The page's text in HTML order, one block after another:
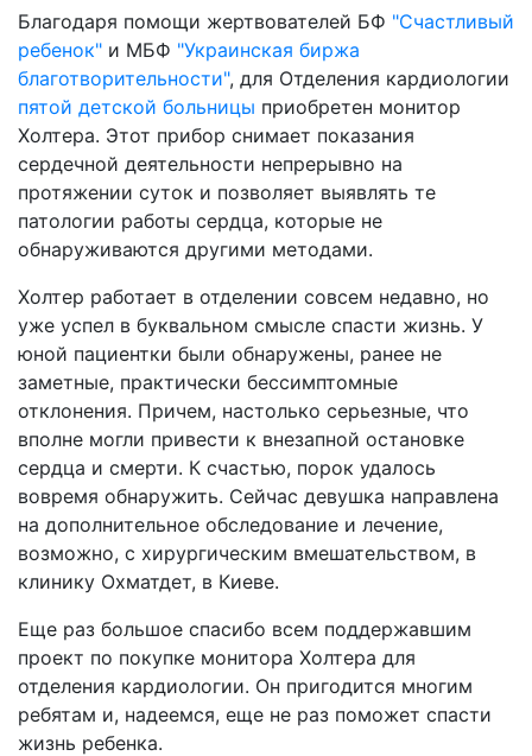
Благодаря помощи жертвователей БФ "Счастливый
ребенок" и МБФ "Украинская биржа
благотворительности", для Отделения кардиологии
пятой детской больницы приобретен монитор
Холтера. Этот прибор снимает показания
сердечной деятельности непрерывно на
протяжении суток и позволяет выявлять те
патологии работы сердца, которые не
обнаруживаются другими методами.
Холтер работает в отделении совсем недавно, но
уже успел в буквальном смысле спасти жизнь. У
юной пациентки были обнаружены, ранее не
заметные, практически бессимптомные
отклонения. Причем, настолько серьезные, что
вполне могли привести к внезапной остановке
сердца и смерти. К счастью, порок удалось
вовремя обнаружить. Сейчас девушка направлена
на дополнительное обследование и лечение,
возможно, с хирургическим вмешательством, в
клинику Охматдет, в Киеве.
Еще раз большое спасибо всем поддержавшим
проект по покупке монитора Холтера для
отделения кардиологии. Он пригодится многим
ребятам и, надеемся, еще не раз поможет спасти
жизнь ребенка.